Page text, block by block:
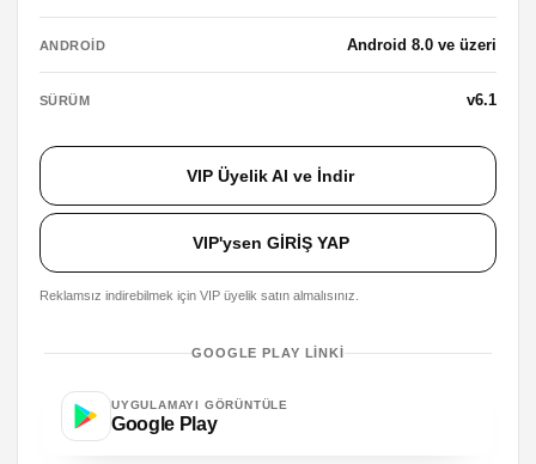
ANDROID Android 8.0 ve üzeri
SÜRÜM v6.1
VIP Üyelik Al ve İndir
VIP'ysen GİRİŞ YAP
Reklamsız indirebilmek için VIP üyelik satın almalısınız.
GOOGLE PLAY LINKI
UYGULAMAYI GÖRÜNTÜLE
Google Play